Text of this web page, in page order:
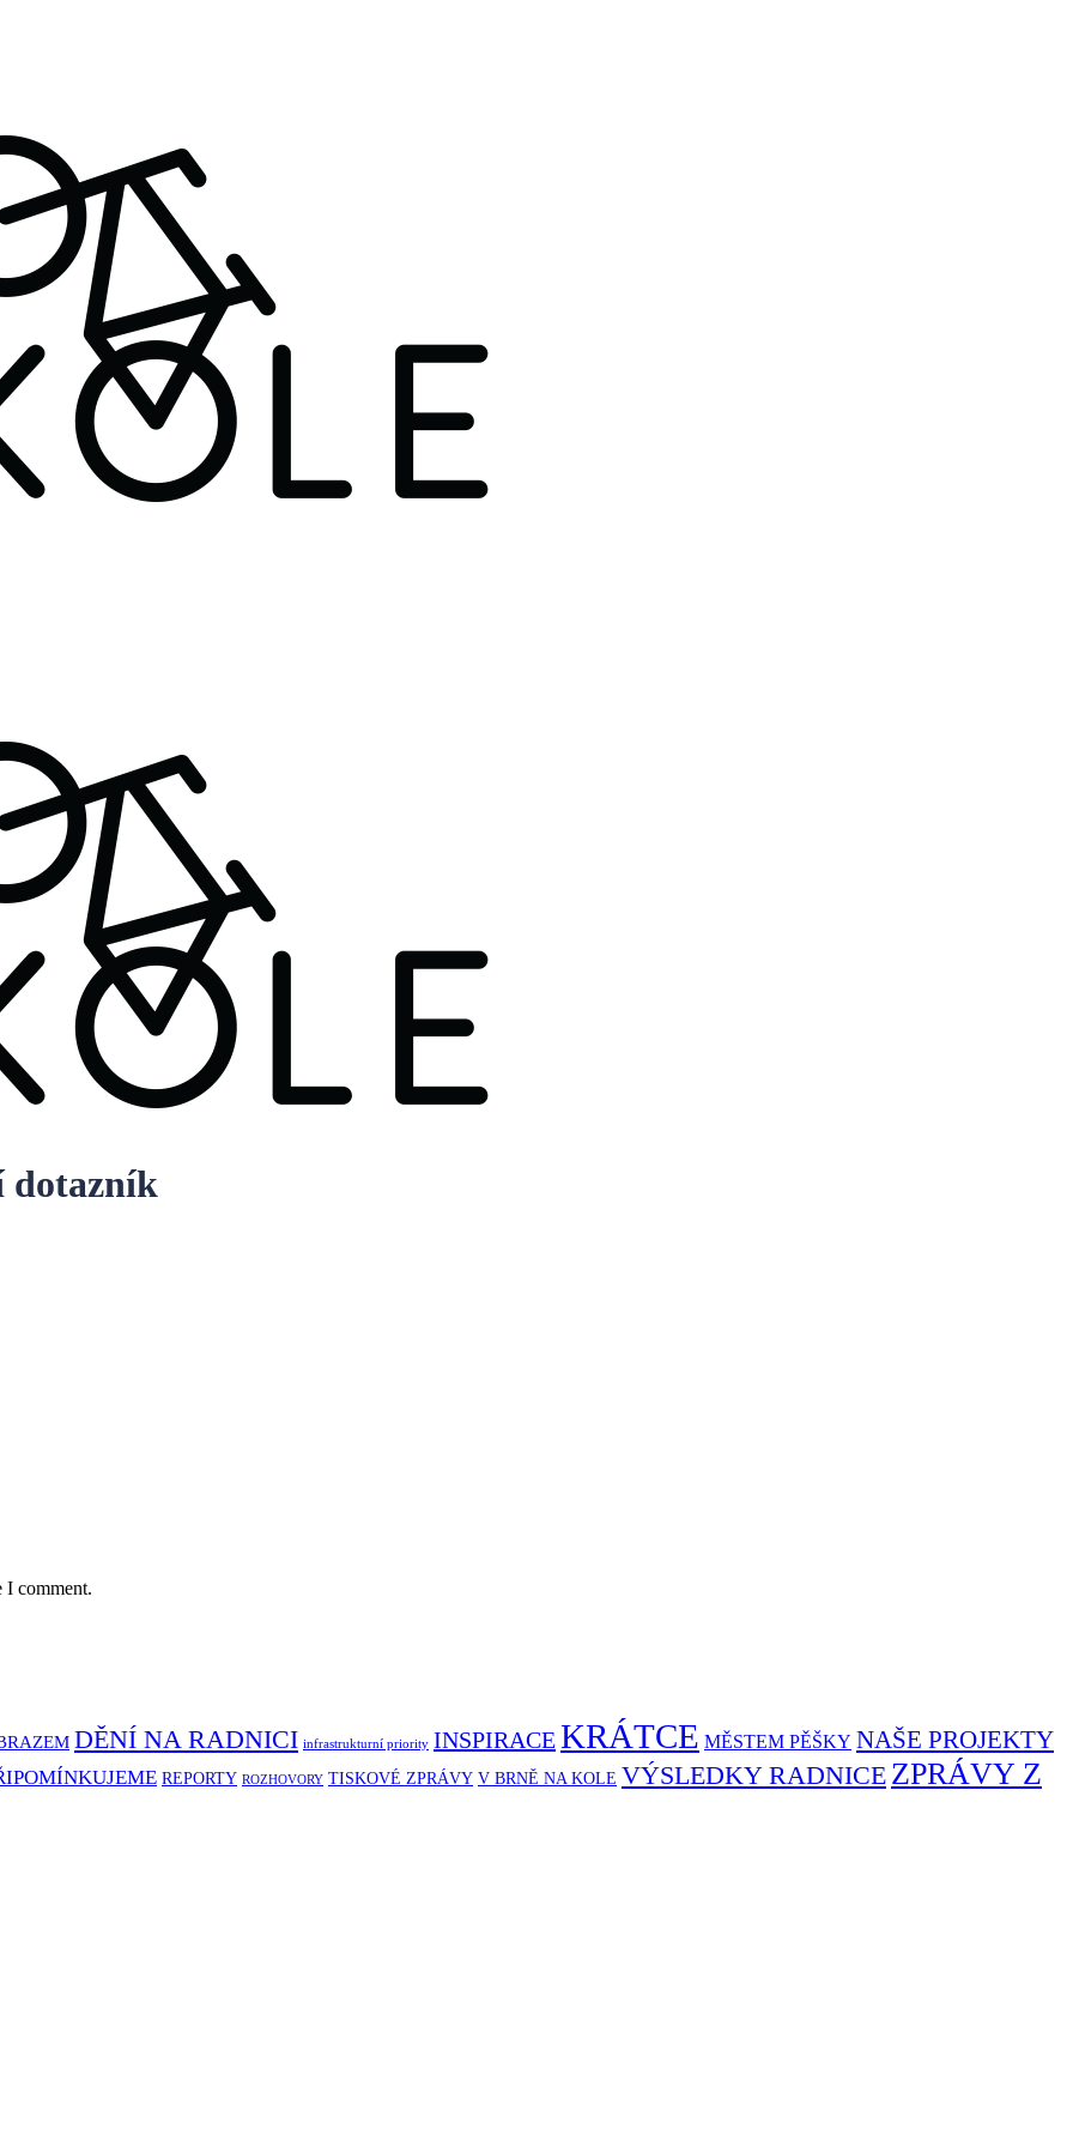
dotazník
I comment.
DĚNÍ NA RADNICI infrastrukturní priority INSPIRACEKRÁTCE MĚSTEM PĚŠKY NAŠE PROJEKTY
REPORTY ROZHOVORY TISKOVÉ ZPRÁVY V BRNĚ NA KOLE VÝSLEDKY RADNICE ZPRÁVY Z